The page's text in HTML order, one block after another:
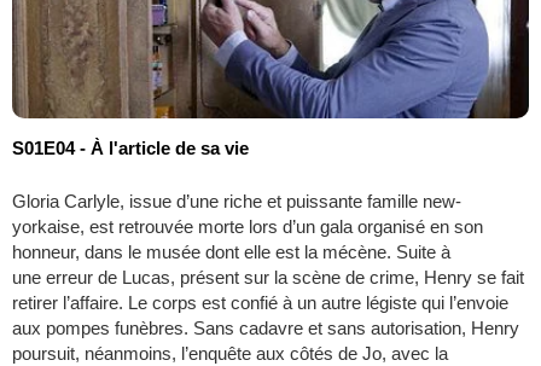
S01E04 - À l'article de sa vie
Gloria Carlyle, issue d’une riche et puissante famille new-
yorkaise, est retrouvée morte lors d’un gala organisé en son
honneur, dans le musée dont elle est la mécène. Suite à
une erreur de Lucas, présent sur la scène de crime, Henry se fait
retirer l’affaire. Le corps est confié à un autre légiste qui l’envoie
aux pompes funèbres. Sans cadavre et sans autorisation, Henry
poursuit, néanmoins, l’enquête aux côtés de Jo, avec la